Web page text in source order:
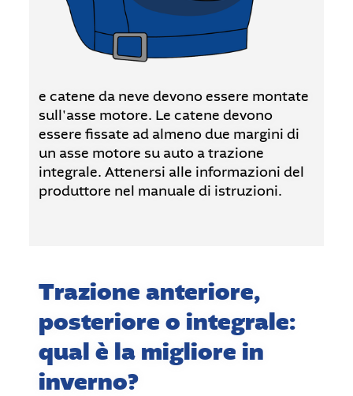
e catene da neve devono essere montate
sull'asse motore. Le catene devono
essere fissate ad almeno due margini di
un asse motore su auto a trazione
integrale. Attenersi alle informazioni del
produttore nel manuale di istruzioni.
Trazione anteriore,
posteriore o integrale:
qual è la migliore in
inverno?